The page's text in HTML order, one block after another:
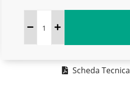
Scheda Tecnica